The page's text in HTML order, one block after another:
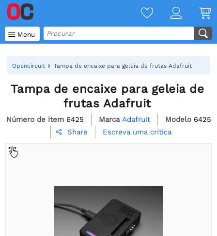
 Menu
Opencircuit Tampa de encaixe para geleia de frutas Adafruit
Tampa de encaixe para geleia de
frutas Adafruit
Número de item 6425 Marca Adafruit Modelo 6425
 Share Escreva uma crítica